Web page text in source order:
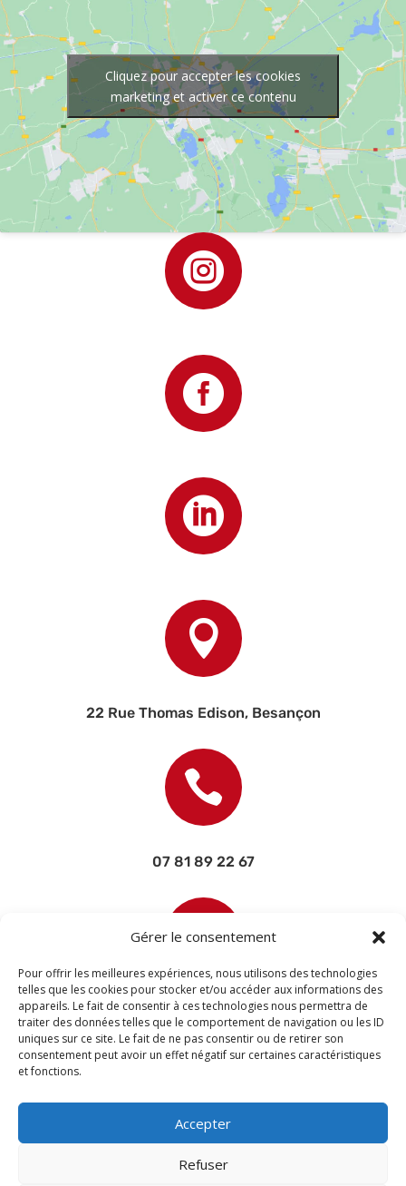
Gérer le consentement
Pour offrir les meilleures expériences, nous utilisons des technologies
telles que les cookies pour stocker et/ou accéder aux informations des
appareils. Le fait de consentir à ces technologies nous permettra de
traiter des données telles que le comportement de navigation ou les ID
uniques sur ce site. Le fait de ne pas consentir ou de retirer son
consentement peut avoir un effet négatif sur certaines caractéristiques
et fonctions.
Accepter
Refuser
Cliquez pour accepter les cookies
marketing et activer ce contenu




22 Rue Thomas Edison, Besançon

07 81 89 22 67

contact@devisettravaux.fr